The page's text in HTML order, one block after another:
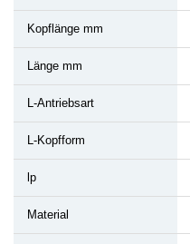
Kopflänge mm
Länge mm
L-Antriebsart
L-Kopfform
lp
Material